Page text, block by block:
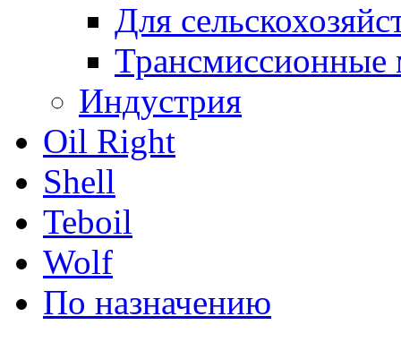
Для
Трансмиссионные
Индустрия
Oil Right
Shell
Teboil
Wolf
По назначению